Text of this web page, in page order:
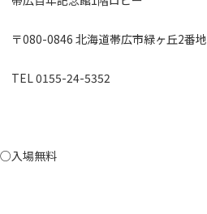
〒080-0846 北海道帯広市緑ヶ丘2番地
TEL 0155-24-5352
○入場無料